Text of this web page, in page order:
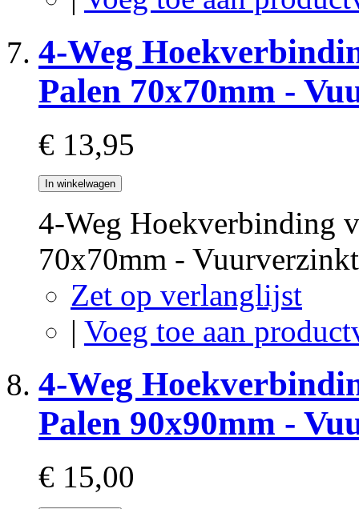
4-Weg
Palen 70x70mm -
€ 13,95
In winkelwagen
4-Weg Hoekverbinding
70x70mm -
Zet op verlanglijst
| Voeg toe aan
4-Weg
Palen 90x90mm -
€ 15,00